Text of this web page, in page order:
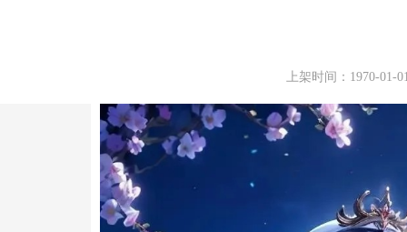
上架时间：1970-01-